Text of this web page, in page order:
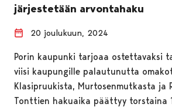
järjestetään arvontahaku
20 joulukuun, 2024
Porin kaupunki tarjoaa ostettavaksi
viisi kaupungille palautunutta
Klasipruukista, Murtosenmutkasta ja
Tonttien hakuaika päättyy torstaina